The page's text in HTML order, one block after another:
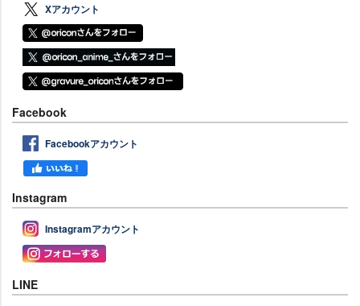
Xアカウント
Facebook
Facebookアカウント
Instagram
Instagramアカウント
LINE